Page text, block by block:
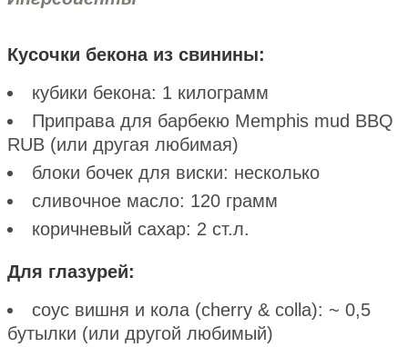
Кусочки бекона из свинины:
кубики бекона: 1 килограмм
Приправа для барбекю Memphis mud BBQ
RUB (или другая любимая)
блоки бочек для виски: несколько
сливочное масло: 120 грамм
коричневый сахар: 2 ст.л.
Для глазурей:
соус вишня и кола (cherry & colla): ~ 0,5
бутылки (или другой любимый)